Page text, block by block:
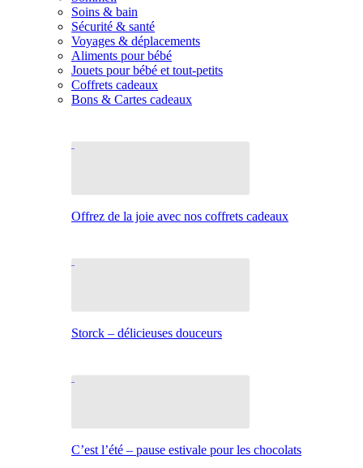
Soins & bain
Sécurité & santé
Voyages & déplacements
Aliments pour bébé
Jouets pour bébé et tout-petits
Coffrets cadeaux
Bons & Cartes cadeaux
Offrez de la joie avec nos coffrets cadeaux
Storck – délicieuses douceurs
C’est l’été – pause estivale pour les chocolats